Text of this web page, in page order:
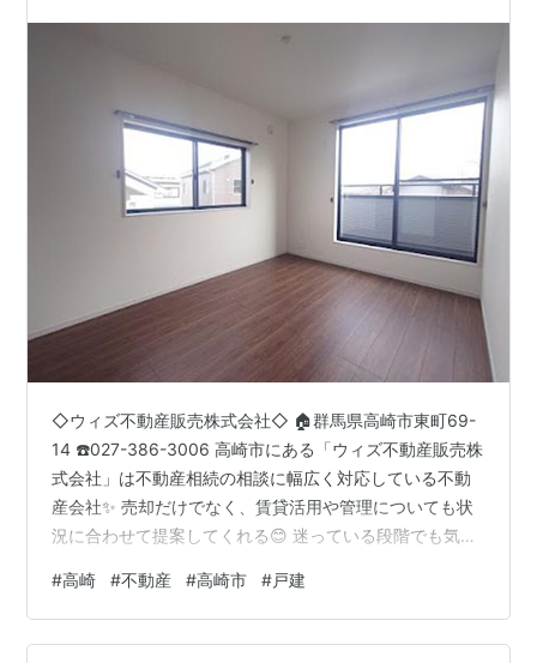
◇ウィズ不動産販売株式会社◇ 🏠群馬県高崎市東町69-
14 ☎️027-386-3006 高崎市にある「ウィズ不動産販売株
式会社」は不動産相続の相談に幅広く対応している不動
産会社✨ 売却だけでなく、賃貸活用や管理についても状
況に合わせて提案してくれる😊 迷っている段階でも気軽
売株式会社」おすすめ◎ （Google投稿から引用） 【 高
崎市で相続した不動産、そのままにしていませんか？ 】
高崎駅から徒歩8分にある【ウィズ不動産販売株式会社】
#高崎 #不動産 #高崎市 #戸建